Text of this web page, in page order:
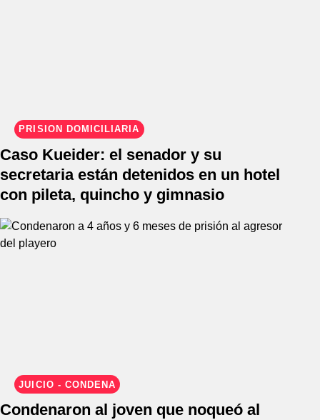
PRISIÓN DOMICILIARIA
Caso Kueider: el senador y su
secretaria están detenidos en un hotel
con pileta, quincho y gimnasio
JUICIO - CONDENA
Condenaron al joven que noqueó al